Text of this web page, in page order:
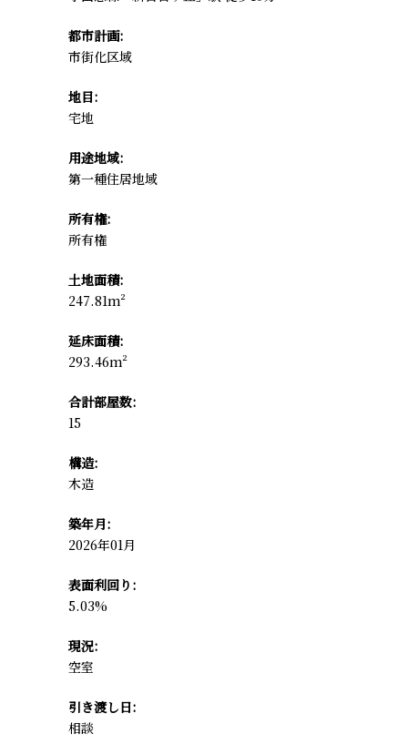
都市計画:
市街化区域
地目:
宅地
用途地域:
第一種住居地域
所有権:
所有権
土地面積:
247.81m²
延床面積:
293.46m²
合計部屋数:
15
構造:
木造
築年月:
2026年01月
表面利回り:
5.03%
現況:
空室
引き渡し日:
相談